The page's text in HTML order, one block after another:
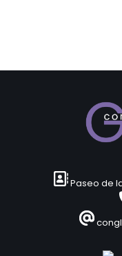
Paseo de la